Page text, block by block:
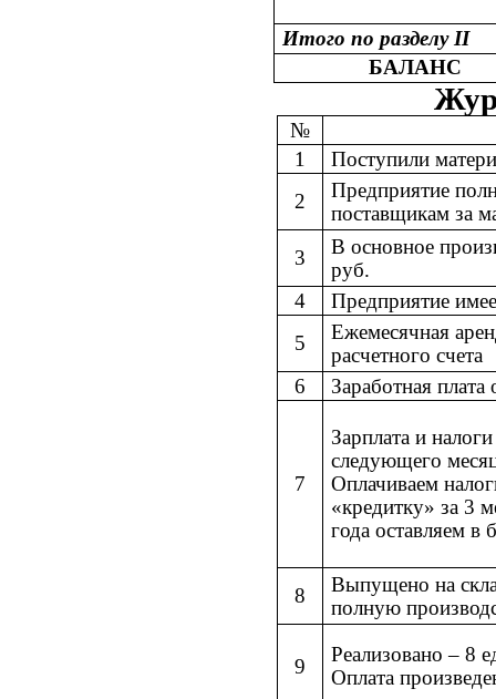
Итого по разделу II
БАЛАНС
№
1
Поступили
2
Предприятие
поставщикам за
3
В основное
руб.
4
Предприятие
5
Ежемесячная
расчетного счета
6
Заработная
7
Зарплата и
следующего
Оплачиваем
«кредитку» за 3
года оставляем в
8
Выпущено на
полную
9
Реализовано–8
Оплата